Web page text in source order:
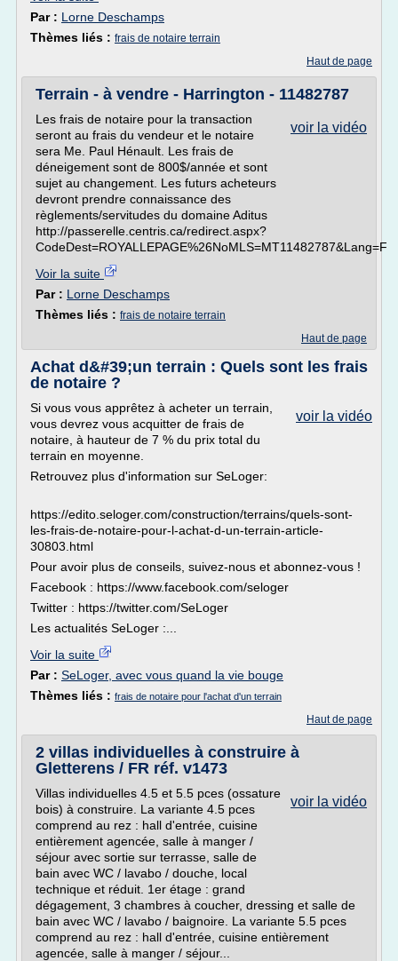
Par : Lorne Deschamps
Thèmes liés : frais de notaire terrain
Haut de page
Terrain - à vendre - Harrington - 11482787
voir la vidéo
Les frais de notaire pour la transaction
seront au frais du vendeur et le notaire
sera Me. Paul Hénault. Les frais de
déneigement sont de 800$/année et sont
sujet au changement. Les futurs acheteurs
devront prendre connaissance des
règlements/servitudes du domaine Aditus
http://passerelle.centris.ca/redirect.aspx?
CodeDest=ROYALLEPAGE%26NoMLS=MT11482787&Lang=F
Voir la suite
Par : Lorne Deschamps
Thèmes liés : frais de notaire terrain
Haut de page
Achat d&#39;un terrain : Quels sont les frais
de notaire ?
voir la vidéo
Si vous vous apprêtez à acheter un terrain,
vous devrez vous acquitter de frais de
notaire, à hauteur de 7 % du prix total du
terrain en moyenne.
Retrouvez plus d'information sur SeLoger:
https://edito.seloger.com/construction/terrains/quels-sont-
les-frais-de-notaire-pour-l-achat-d-un-terrain-article-
30803.html
Pour avoir plus de conseils, suivez-nous et abonnez-vous !
Facebook : https://www.facebook.com/seloger
Twitter : https://twitter.com/SeLoger
Les actualités SeLoger :...
Voir la suite
Par : SeLoger, avec vous quand la vie bouge
Thèmes liés : frais de notaire pour l'achat d'un terrain
Haut de page
2 villas individuelles à construire à
Gletterens / FR réf. v1473
voir la vidéo
Villas individuelles 4.5 et 5.5 pces (ossature
bois) à construire. La variante 4.5 pces
comprend au rez : hall d'entrée, cuisine
entièrement agencée, salle à manger /
séjour avec sortie sur terrasse, salle de
bain avec WC / lavabo / douche, local
technique et réduit. 1er étage : grand
dégagement, 3 chambres à coucher, dressing et salle de
bain avec WC / lavabo / baignoire. La variante 5.5 pces
comprend au rez : hall d'entrée, cuisine entièrement
agencée, salle à manger / séjour...